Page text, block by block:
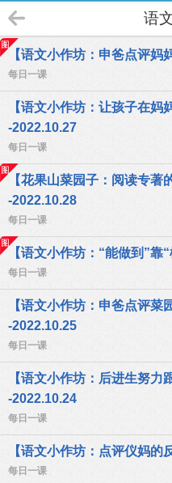
语
【语文小作坊：申爸点评妈
每日一课
【语文小作坊：让孩子在妈
-2022.10.27
每日一课
【花果山菜园子：阅读专
-2022.10.28
每日一课
【语文小作坊：“能做到”靠
每日一课
【语文小作坊：申爸点评菜
-2022.10.25
每日一课
【语文小作坊：后进生努
-2022.10.24
每日一课
【语文小作坊：点评仪妈的
每日一课